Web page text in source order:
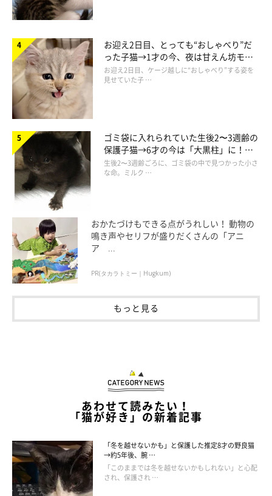
お迎え2日目、とっても“おしゃべり”だ
った子猫→1才の今、夜は甘えん坊モー
ドになるコに成長！
お迎え2日目、ケージ越しに“おしゃべり”する姿を
見せていた子 …
ゴミ袋に入れられていた生後2〜3週齢の
保護子猫→6才の今は「大黒柱」に！
美しい黒猫に成長した姿にグッとくる
生後2〜3週齢ごろに、ゴミ袋の中で見つかった小さ
な命。ミルク …
おかたづけもできる点がうれしい！ 動物の
鳴き声やセリフが盛りだくさんの「アニ
ア ...
PR(タカラトミー｜Hugkum)
もっと見る
あわせて読みたい！
「猫が好き」の新着記事
「冬を越せないかも」と保護した推定8才の野良猫
→約5年後、腕 …
「このままでは冬を越せないかもしれない」と心配
され、保護され …